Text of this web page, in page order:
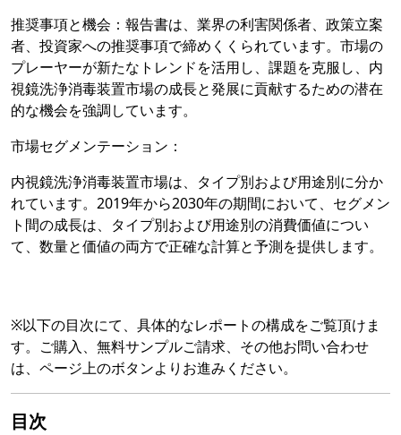
推奨事項と機会：報告書は、業界の利害関係者、政策立案
者、投資家への推奨事項で締めくくられています。市場の
プレーヤーが新たなトレンドを活用し、課題を克服し、内
視鏡洗浄消毒装置市場の成長と発展に貢献するための潜在
的な機会を強調しています。
市場セグメンテーション：
内視鏡洗浄消毒装置市場は、タイプ別および用途別に分か
れています。2019年から2030年の期間において、セグメン
ト間の成長は、タイプ別および用途別の消費価値につい
て、数量と価値の両方で正確な計算と予測を提供します。
※以下の目次にて、具体的なレポートの構成をご覧頂けま
す。ご購入、無料サンプルご請求、その他お問い合わせ
は、ページ上のボタンよりお進みください。
目次